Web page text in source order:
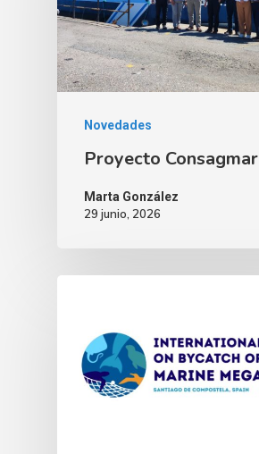
Novedades
Proyecto Consagmar
Marta González
29 junio, 2026